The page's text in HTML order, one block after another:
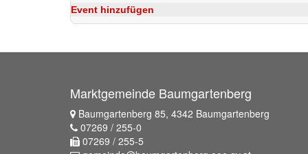
Event hinzufügen
Marktgemeinde Baumgartenberg
Baumgartenberg 85, 4342 Baumgartenberg
07269 / 255-0
07269 / 255-5